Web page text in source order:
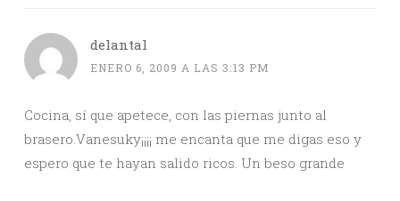
delantal
ENERO 6, 2009 A LAS 3:13 PM
Cocina, sí que apetece, con las piernas junto al
brasero.Vanesuky¡¡¡¡ me encanta que me digas eso y
espero que te hayan salido ricos. Un beso grande